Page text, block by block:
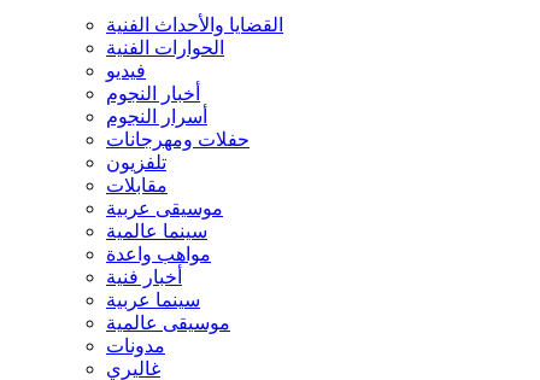
القضايا والأحداث الفنية
الحوارات الفنية
فيديو
أخبار النجوم
أسرار النجوم
حفلات ومهرجانات
تلفزيون
مقابلات
موسيقى عربية
سينما عالمية
مواهب واعدة
أخبار فنية
سينما عربية
موسيقى عالمية
مدونات
غاليري